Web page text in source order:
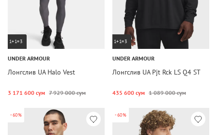
1+1=3
UNDER ARMOUR
Лонгслив UA Halo Vest
3 171 600 сум 7 929 000 сум
1+1=3
UNDER ARMOUR
Лонгслив UA Pjt Rck LS Q4 ST
435 600 сум 1 089 000 сум
-60% -60%